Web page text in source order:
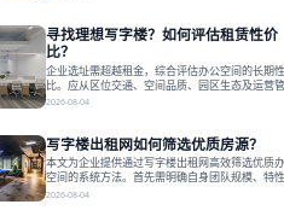
运营方通过空间优化与社群服务，助力企业成长，
动市场向多元化、高性价比方向发展。近年来，西
写字楼市场呈现出租金持续调整的态势，这一现象
发了的广泛关注。作为西部重要
寻找理想写字楼？如何评估租赁性价
比？
企业选址需超越租金，综合评估办公空间的长期
比。应从区位交通、空间品质、园区生态及运营管
四个核心维度权衡财务支出与长期价值回报。理想
衡。对于许多正在成长或寻求稳定发展的企业而言
寻找一处合适的办公空间是一项至关重要的决策
不仅关系到团队的日常工作效率与协作氛围，更
影响着企业的品牌形象、运营成本
2026-08-04
写字楼出租网如何筛选优质房源？
本文为企业提供通过写字楼出租网高效筛选优质
空间的系统方法。首先需明确自身团队规模、特
预算等核心需求。线上筛选时，应深入解读房源参
2026-08-04